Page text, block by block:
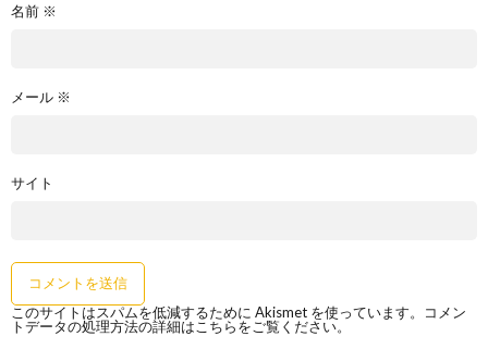
名前 ※
メール ※
サイト
このサイトはスパムを低減するために Akismet を使っています。
コメン
トデータの処理方法の詳細はこちらをご覧ください。